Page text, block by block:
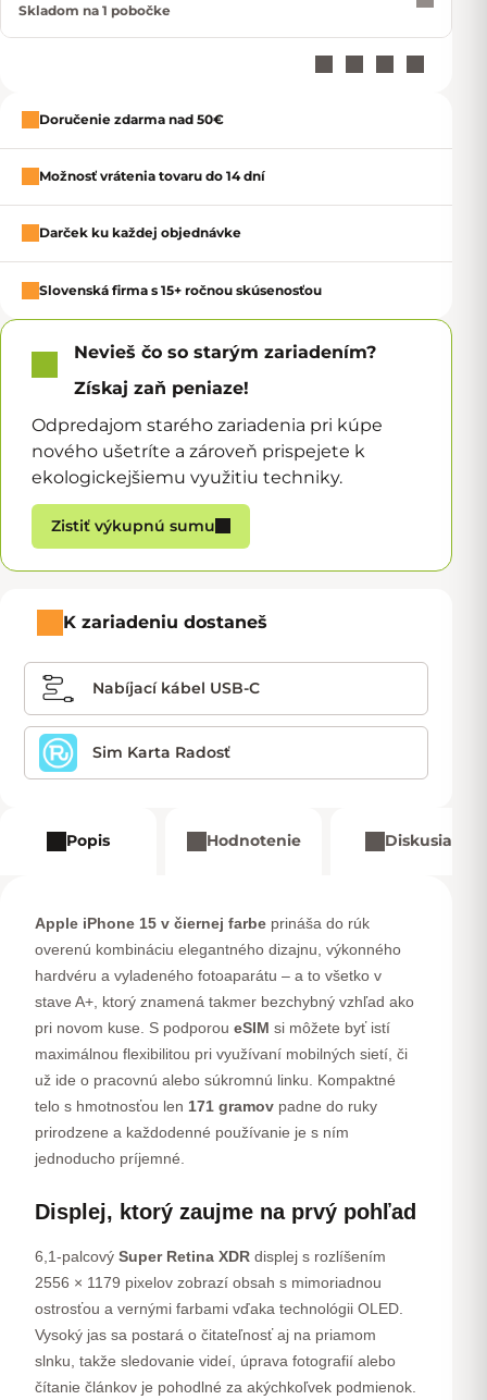
Skladom na 1 pobočke
Doručenie zdarma nad 50€
Možnosť vrátenia tovaru do 14 dní
Darček ku každej objednávke
Slovenská firma s 15+ ročnou skúsenosťou
Nevieš čo so starým zariadením?
Získaj zaň peniaze!
Zistiť výkupnú sumu
Odpredajom starého zariadenia pri kúpe
nového ušetríte a zároveň prispejete k
ekologickejšiemu využitiu techniky.
K zariadeniu dostaneš
Nabíjací kábel USB-C
Sim Karta Radosť
Popis Hodnotenie Diskusia
Apple iPhone 15 v čiernej farbe prináša do rúk
overenú kombináciu elegantného dizajnu, výkonného
hardvéru a vyladeného fotoaparátu – a to všetko v
stave A+, ktorý znamená takmer bezchybný vzhľad ako
pri novom kuse. S podporou eSIM si môžete byť istí
maximálnou flexibilitou pri využívaní mobilných sietí, či
už ide o pracovnú alebo súkromnú linku. Kompaktné
telo s hmotnosťou len 171 gramov padne do ruky
prirodzene a každodenné používanie je s ním
jednoducho príjemné.
Displej, ktorý zaujme na prvý pohľad
6,1-palcový Super Retina XDR displej s rozlíšením
2556 × 1179 pixelov zobrazí obsah s mimoriadnou
ostrosťou a vernými farbami vďaka technológii OLED.
Vysoký jas sa postará o čitateľnosť aj na priamom
slnku, takže sledovanie videí, úprava fotografií alebo
čítanie článkov je pohodlné za akýchkoľvek podmienok.